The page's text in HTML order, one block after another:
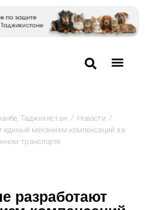
Таджикистан / Новости /
механизм компенсаций за
транспорте
разработают